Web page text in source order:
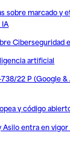
sobre marcado y
artificial
22 P (Google
y código
entra en vigor